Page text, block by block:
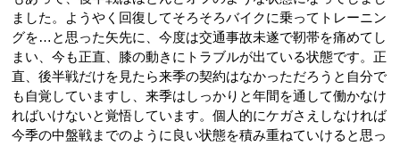
ました。ようやく回復してそろそろバイクに乗ってトレーニン
グを…と思った矢先に、今度は交通事故未遂で靭帯を痛めてし
まい、今も正直、膝の動きにトラブルが出ている状態です。正
直、後半戦だけを見たら来季の契約はなかっただろうと自分で
も自覚していますし、来季はしっかりと年間を通して働かなけ
ればいけないと覚悟しています。個人的にケガさえしなければ
今季の中盤戦までのように良い状態を積み重ねていけると思っ